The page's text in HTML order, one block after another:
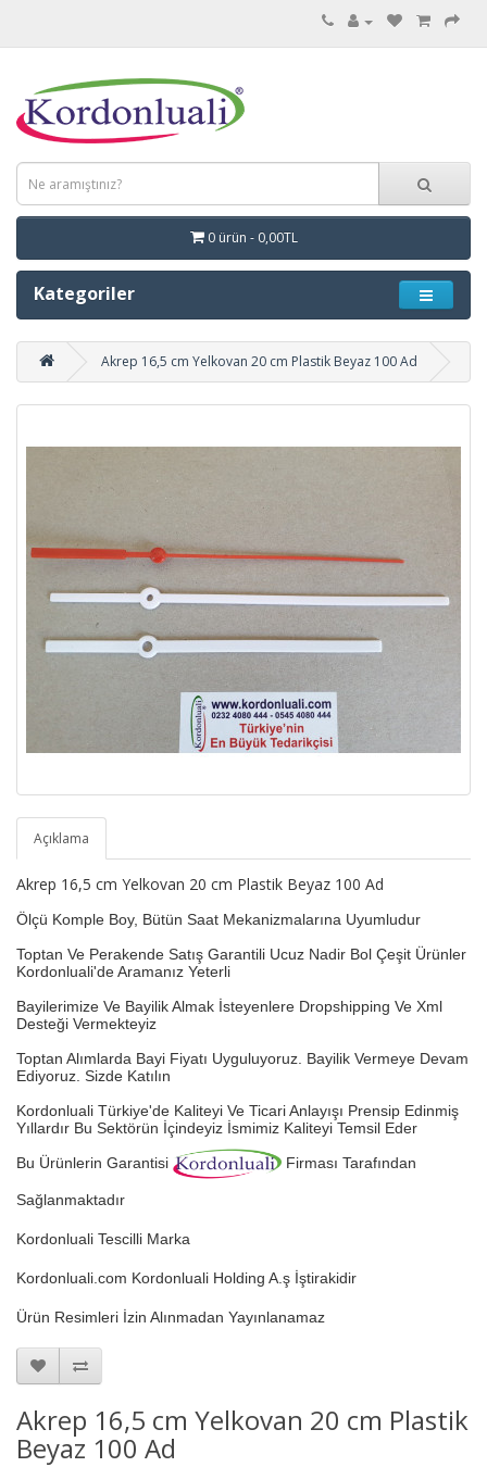
0 ürün - 0,00TL
Kategoriler
Akrep 16,5 cm Yelkovan 20 cm Plastik Beyaz 100 Ad
Açıklama
Akrep 16,5 cm Yelkovan 20 cm Plastik Beyaz 100 Ad
Ölçü Komple Boy, Bütün Saat Mekanizmalarına Uyumludur
Toptan Ve Perakende Satış Garantili Ucuz Nadir Bol Çeşit Ürünler
Kordonluali'de Aramanız Yeterli
Bayilerimize Ve Bayilik Almak İsteyenlere Dropshipping Ve Xml
Desteği Vermekteyiz
Toptan Alımlarda Bayi Fiyatı Uyguluyoruz. Bayilik Vermeye Devam
Ediyoruz. Sizde Katılın
Kordonluali Türkiye'de Kaliteyi Ve Ticari Anlayışı Prensip Edinmiş
Yıllardır Bu Sektörün İçindeyiz İsmimiz Kaliteyi Temsil Eder
Bu Ürünlerin Garantisi
Firması Tarafından
Sağlanmaktadır
Kordonluali Tescilli Marka
Kordonluali.com Kordonluali Holding A.ş İştirakidir
Ürün Resimleri İzin Alınmadan Yayınlanamaz
Akrep 16,5 cm Yelkovan 20 cm Plastik
Beyaz 100 Ad